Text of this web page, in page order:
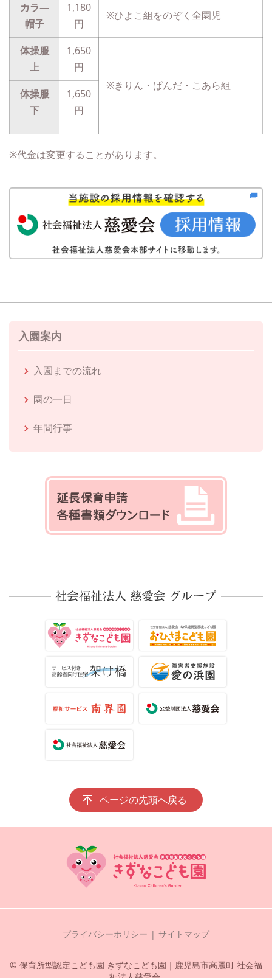
カラ―
帽子
1,180
円
※ひよこ組をのぞく全園児
体操服
上
1,650
円
※きりん・ぱんだ・こあら組
体操服
下
1,650
円
※代金は変更することがあります。
入園案内
入園までの流れ
園の一日
年間行事
ページの先頭へ戻る
プライバシーポリシー サイトマップ
© 保育所型認定こども園 きずなこども園｜鹿児島市高麗町 社会福